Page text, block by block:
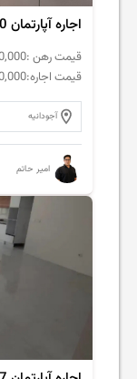
قیمت رهن :
قیمت اجاره:
آجودانیه
امیر حاتم